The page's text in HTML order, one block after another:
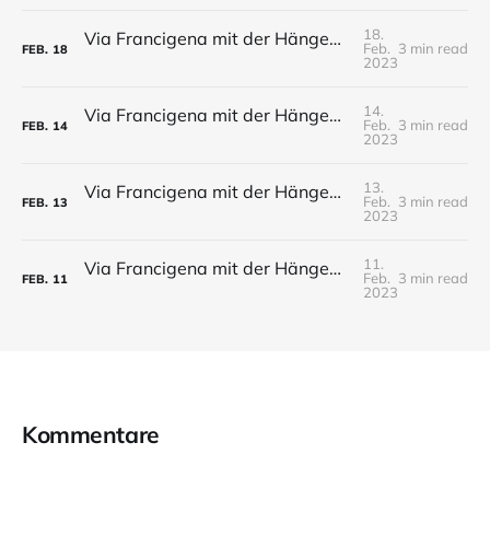
FEB. 18 Via Francigena mit der Hängematte - Tag 18 - Berceto bis Wald von Pontremoli
18.
Feb.
2023
3 min read
FEB. 14 Via Francigena mit der Hängematte - Tag 16 - Pianezza bis Casola Vila
14.
Feb.
2023
3 min read
FEB. 13 Via Francigena mit der Hängematte - Tag 15 - Fidenza bis Pianezza
13.
Feb.
2023
3 min read
FEB. 11 Via Francigena mit der Hängematte - Tag 14 - Cascina Riglio bis Fidenza
11.
Feb.
2023
3 min read
Kommentare